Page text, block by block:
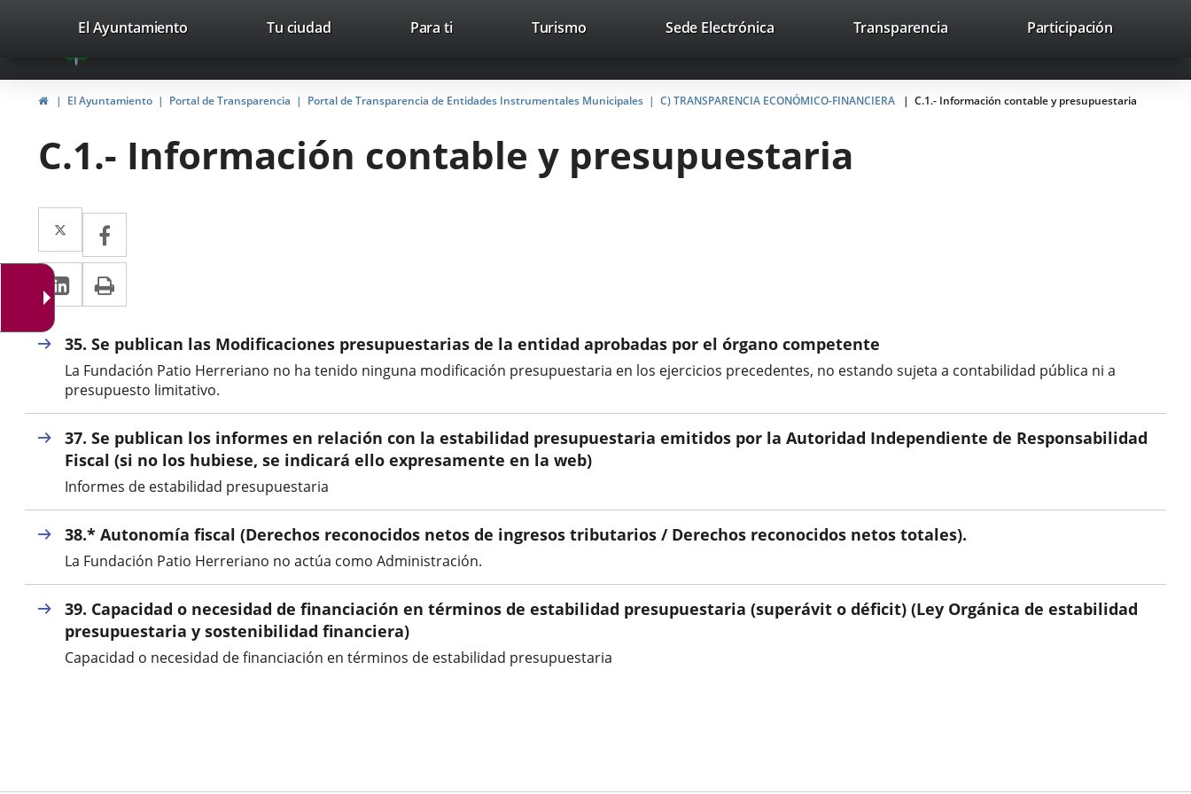
Portal
Web
del
avaTop Trabaja con nosotros Contacto avaHeaderSocial
Enlace
una
aplicación
Enlace
una
aplicación
Enlace
una
aplicación
Recherche
valladolid.es
El Ayuntamiento Tu ciudad Para ti TurismoEste
abrirá
en
nueva.
Sede ElectrónicaEnlace
aplicación
externa.
Transparencia Participación
InicioEl Ayuntamiento Portal de Transparencia Portal de Transparencia de Entidades Instrumentales Municipales C) TRANSPARENCIA ECONÓMICO-FINANCIERA C.1.- Información contable y presupuestaria
C.1.- Información contable y presupuestaria
Twitter
Enlace
a
una
aplicación
externa.
a
una
externa.
LinkedIn
Enlace
a
una
aplicación
externa.
35. Se publican las Modificaciones presupuestarias de la entidad aprobadas por el órgano competente
La Fundación Patio Herreriano no ha tenido ninguna modificación presupuestaria en los ejercicios precedentes, no estando sujeta a contabilidad pública ni a
presupuesto limitativo.
37. Se publican los informes en relación con la estabilidad presupuestaria emitidos por la Autoridad Independiente de Responsabilidad
Fiscal (si no los hubiese, se indicará ello expresamente en la web)
Informes de estabilidad presupuestaria
38.* Autonomía fiscal (Derechos reconocidos netos de ingresos tributarios / Derechos reconocidos netos totales).
La Fundación Patio Herreriano no actúa como Administración.
39. Capacidad o necesidad de financiación en términos de estabilidad presupuestaria (superávit o déficit) (Ley Orgánica de estabilidad
presupuestaria y sostenibilidad financiera)
Capacidad o necesidad de financiación en términos de estabilidad presupuestaria